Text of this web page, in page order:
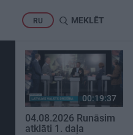
RU MEKLĒT
00:19:37
04.08.2026 Runāsim
atklāti 1. daļa